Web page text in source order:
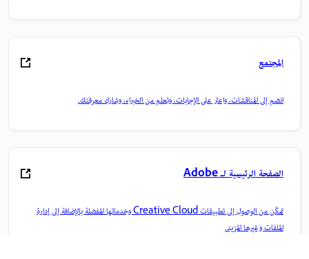
المجتمع
انضم إلى المناقشات، واعثر على الإجابات، وتعلم من الخبراء، وشارك معرفتك.
الصفحة الرئيسية لـ Adobe
تمكّن من الوصول إلى تطبيقات Creative Cloud وخدماتها المفضلة بالإضافة إلى إدارة
الملفات وغيرها المزيد.